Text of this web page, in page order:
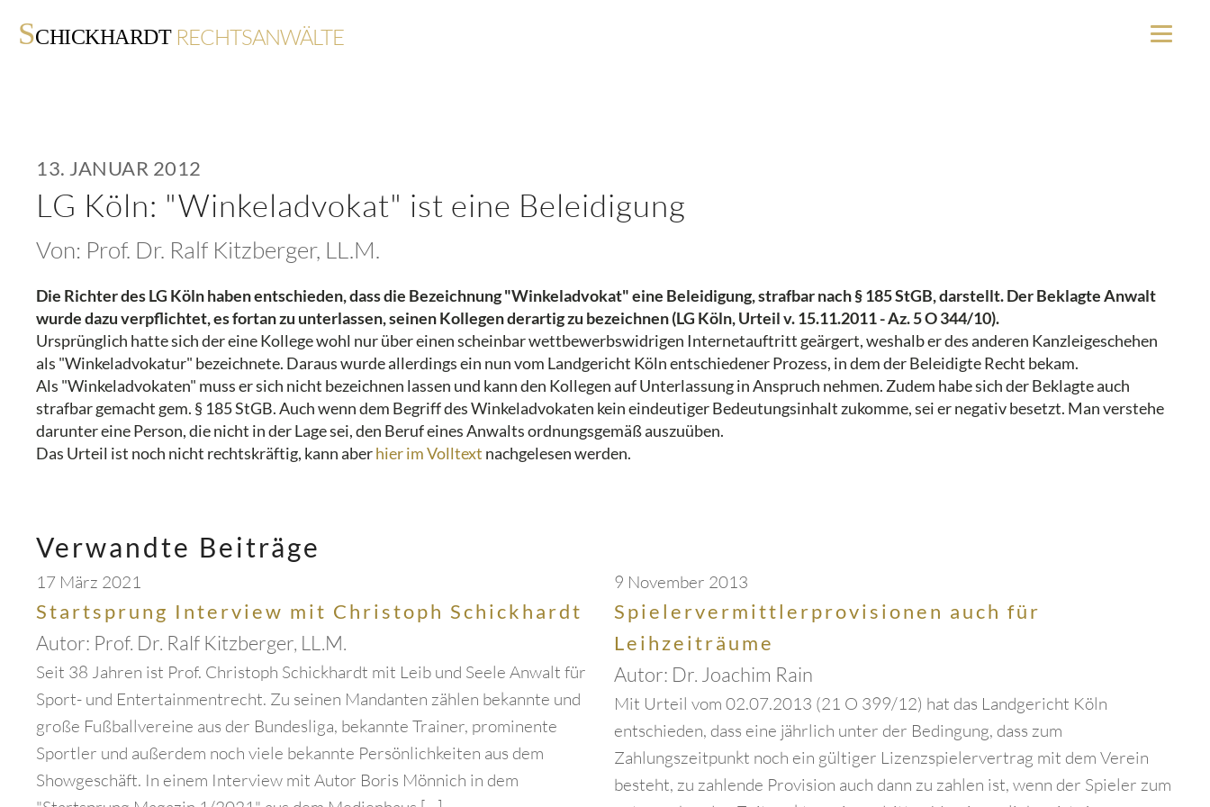
SCHICKHARDT RECHTSANWÄLTE
13. JANUAR 2012
LG Köln: "Winkeladvokat" ist eine Beleidigung
Von: Prof. Dr. Ralf Kitzberger, LL.M.
Die Richter des LG Köln haben entschieden, dass die Bezeichnung "Winkeladvokat" eine Beleidigung, strafbar nach § 185 StGB, darstellt. Der Beklagte Anwalt
wurde dazu verpflichtet, es fortan zu unterlassen, seinen Kollegen derartig zu bezeichnen (LG Köln, Urteil v. 15.11.2011 - Az. 5 O 344/10).
Ursprünglich hatte sich der eine Kollege wohl nur über einen scheinbar wettbewerbswidrigen Internetauftritt geärgert, weshalb er des anderen Kanzleigeschehen
als "Winkeladvokatur" bezeichnete. Daraus wurde allerdings ein nun vom Landgericht Köln entschiedener Prozess, in dem der Beleidigte Recht bekam.
Als "Winkeladvokaten" muss er sich nicht bezeichnen lassen und kann den Kollegen auf Unterlassung in Anspruch nehmen. Zudem habe sich der Beklagte auch
strafbar gemacht gem. § 185 StGB. Auch wenn dem Begriff des Winkeladvokaten kein eindeutiger Bedeutungsinhalt zukomme, sei er negativ besetzt. Man verstehe
darunter eine Person, die nicht in der Lage sei, den Beruf eines Anwalts ordnungsgemäß auszuüben.
Das Urteil ist noch nicht rechtskräftig, kann aberhier im Volltext nachgelesen werden.
Verwandte Beiträge
17 März 2021
Startsprung Interview mit Christoph Schickhardt
Autor: Prof. Dr. Ralf Kitzberger, LL.M.
Seit 38 Jahren ist Prof. Christoph Schickhardt mit Leib und Seele Anwalt für
Sport- und Entertainmentrecht. Zu seinen Mandanten zählen bekannte und
große Fußballvereine aus der Bundesliga, bekannte Trainer, prominente
Sportler und außerdem noch viele bekannte Persönlichkeiten aus dem
Showgeschäft. In einem Interview mit Autor Boris Mönnich in dem
9 November 2013
Spielervermittlerprovisionen auch für
Leihzeiträume
Autor: Dr. Joachim Rain
Mit Urteil vom 02.07.2013 (21 O 399/12) hat das Landgericht Köln
entschieden, dass eine jährlich unter der Bedingung, dass zum
Zahlungszeitpunkt noch ein gültiger Lizenzspielervertrag mit dem Verein
besteht, zu zahlende Provision auch dann zu zahlen ist, wenn der Spieler zum